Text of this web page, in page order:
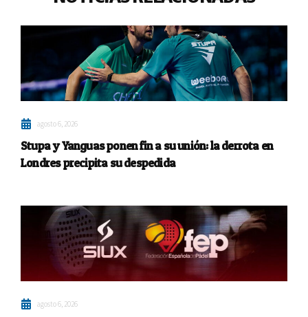
agosto 6, 2026
Stupa y Yanguas ponen fin a su unión: la derrota en
Londres precipita su despedida
agosto 6, 2026